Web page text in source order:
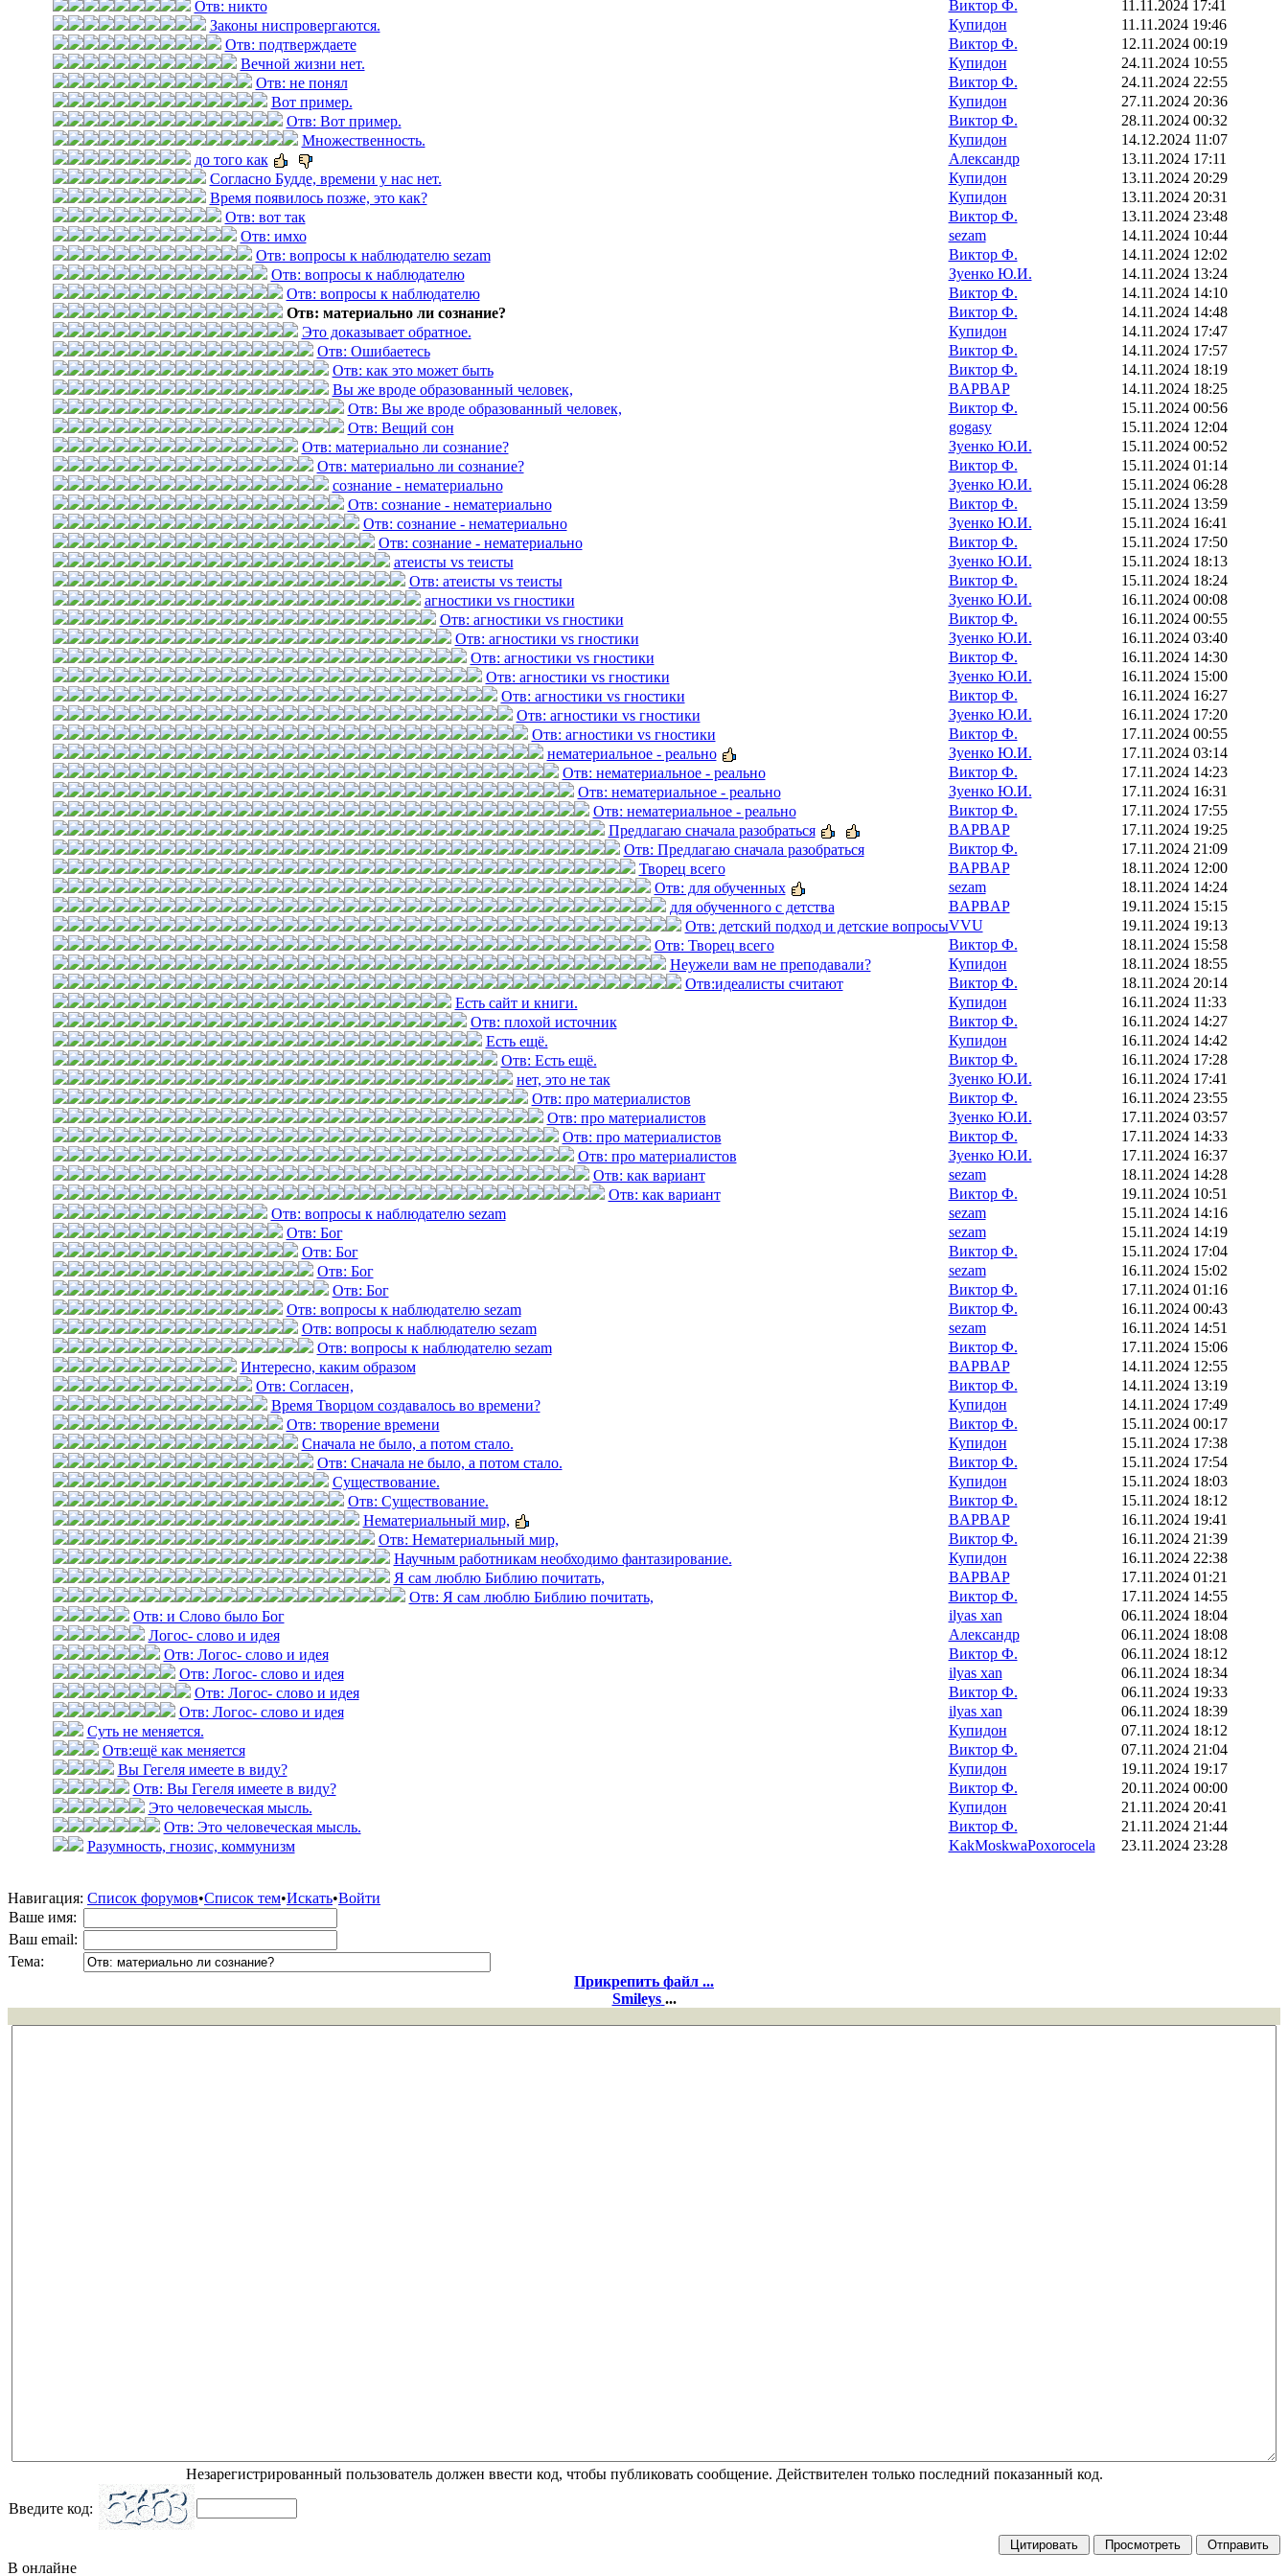
Отв: никто
Виктор Ф.
11.11.2024 17:41
Законы ниспровергаются.
Купидон
11.11.2024 19:46
Отв: подтверждаете
Виктор Ф.
12.11.2024 00:19
Вечной жизни нет.
Купидон
24.11.2024 10:55
Отв: не понял
Виктор Ф.
24.11.2024 22:55
Вот пример.
Купидон
27.11.2024 20:36
Отв: Вот пример.
Виктор Ф.
28.11.2024 00:32
Множественность.
Купидон
14.12.2024 11:07
до того как
Александр
13.11.2024 17:11
Согласно Будде, времени у нас нет.
Купидон
13.11.2024 20:29
Время появилось позже, это как?
Купидон
13.11.2024 20:31
Отв: вот так
Виктор Ф.
13.11.2024 23:48
Отв: имхо
sezam
14.11.2024 10:44
Отв: вопросы к наблюдателю sezam
Виктор Ф.
14.11.2024 12:02
Отв: вопросы к наблюдателю
Зуенко Ю.И.
14.11.2024 13:24
Отв: вопросы к наблюдателю
Виктор Ф.
14.11.2024 14:10
Отв: материально ли сознание?
Виктор Ф.
14.11.2024 14:48
Это доказывает обратное.
Купидон
14.11.2024 17:47
Отв: Ошибаетесь
Виктор Ф.
14.11.2024 17:57
Отв: как это может быть
Виктор Ф.
14.11.2024 18:19
Вы же вроде образованный человек,
BAPBAP
14.11.2024 18:25
Отв: Вы же вроде образованный человек,
Виктор Ф.
15.11.2024 00:56
Отв: Вещий сон
gogasy
15.11.2024 12:04
Отв: материально ли сознание?
Зуенко Ю.И.
15.11.2024 00:52
Отв: материально ли сознание?
Виктор Ф.
15.11.2024 01:14
сознание - нематериально
Зуенко Ю.И.
15.11.2024 06:28
Отв: сознание - нематериально
Виктор Ф.
15.11.2024 13:59
Отв: сознание - нематериально
Зуенко Ю.И.
15.11.2024 16:41
Отв: сознание - нематериально
Виктор Ф.
15.11.2024 17:50
атеисты vs теисты
Зуенко Ю.И.
15.11.2024 18:13
Отв: атеисты vs теисты
Виктор Ф.
15.11.2024 18:24
агностики vs гностики
Зуенко Ю.И.
16.11.2024 00:08
Отв: агностики vs гностики
Виктор Ф.
16.11.2024 00:55
Отв: агностики vs гностики
Зуенко Ю.И.
16.11.2024 03:40
Отв: агностики vs гностики
Виктор Ф.
16.11.2024 14:30
Отв: агностики vs гностики
Зуенко Ю.И.
16.11.2024 15:00
Отв: агностики vs гностики
Виктор Ф.
16.11.2024 16:27
Отв: агностики vs гностики
Зуенко Ю.И.
16.11.2024 17:20
Отв: агностики vs гностики
Виктор Ф.
17.11.2024 00:55
нематериальное - реально
Зуенко Ю.И.
17.11.2024 03:14
Отв: нематериальное - реально
Виктор Ф.
17.11.2024 14:23
Отв: нематериальное - реально
Зуенко Ю.И.
17.11.2024 16:31
Отв: нематериальное - реально
Виктор Ф.
17.11.2024 17:55
Предлагаю сначала разобраться
BAPBAP
17.11.2024 19:25
Отв: Предлагаю сначала разобраться
Виктор Ф.
17.11.2024 21:09
Творец всего
BAPBAP
18.11.2024 12:00
Отв: для обученных
sezam
18.11.2024 14:24
для обученного с детства
BAPBAP
19.11.2024 15:15
Отв: детский подход и детские вопросыVVU
19.11.2024 19:13
Отв: Творец всего
Виктор Ф.
18.11.2024 15:58
Неужели вам не преподавали?
Купидон
18.11.2024 18:55
Отв:идеалисты считают
Виктор Ф.
18.11.2024 20:14
Есть сайт и книги.
Купидон
16.11.2024 11:33
Отв: плохой источник
Виктор Ф.
16.11.2024 14:27
Есть ещё.
Купидон
16.11.2024 14:42
Отв: Есть ещё.
Виктор Ф.
16.11.2024 17:28
нет, это не так
Зуенко Ю.И.
16.11.2024 17:41
Отв: про материалистов
Виктор Ф.
16.11.2024 23:55
Отв: про материалистов
Зуенко Ю.И.
17.11.2024 03:57
Отв: про материалистов
Виктор Ф.
17.11.2024 14:33
Отв: про материалистов
Зуенко Ю.И.
17.11.2024 16:37
Отв: как вариант
sezam
18.11.2024 14:28
Отв: как вариант
Виктор Ф.
19.11.2024 10:51
Отв: вопросы к наблюдателю sezam
sezam
15.11.2024 14:16
Отв: Бог
sezam
15.11.2024 14:19
Отв: Бог
Виктор Ф.
15.11.2024 17:04
Отв: Бог
sezam
16.11.2024 15:02
Отв: Бог
Виктор Ф.
17.11.2024 01:16
Отв: вопросы к наблюдателю sezam
Виктор Ф.
16.11.2024 00:43
Отв: вопросы к наблюдателю sezam
sezam
16.11.2024 14:51
Отв: вопросы к наблюдателю sezam
Виктор Ф.
17.11.2024 15:06
Интересно, каким образом
BAPBAP
14.11.2024 12:55
Отв: Согласен,
Виктор Ф.
14.11.2024 13:19
Время Творцом создавалось во времени?
Купидон
14.11.2024 17:49
Отв: творение времени
Виктор Ф.
15.11.2024 00:17
Сначала не было, а потом стало.
Купидон
15.11.2024 17:38
Отв: Сначала не было, а потом стало.
Виктор Ф.
15.11.2024 17:54
Существование.
Купидон
15.11.2024 18:03
Отв: Существование.
Виктор Ф.
15.11.2024 18:12
Нематериальный мир,
BAPBAP
16.11.2024 19:41
Отв: Нематериальный мир,
Виктор Ф.
16.11.2024 21:39
Научным работникам необходимо фантазирование.
Купидон
16.11.2024 22:38
Я сам люблю Библию почитать,
BAPBAP
17.11.2024 01:21
Отв: Я сам люблю Библию почитать,
Виктор Ф.
17.11.2024 14:55
Отв: и Слово было Бог
ilyas xan
06.11.2024 18:04
Логос- слово и идея
Александр
06.11.2024 18:08
Отв: Логос- слово и идея
Виктор Ф.
06.11.2024 18:12
Отв: Логос- слово и идея
ilyas xan
06.11.2024 18:34
Отв: Логос- слово и идея
Виктор Ф.
06.11.2024 19:33
Отв: Логос- слово и идея
ilyas xan
06.11.2024 18:39
Суть не меняется.
Купидон
07.11.2024 18:12
Отв:ещё как меняется
Виктор Ф.
07.11.2024 21:04
Вы Гегеля имеете в виду?
Купидон
19.11.2024 19:17
Отв: Вы Гегеля имеете в виду?
Виктор Ф.
20.11.2024 00:00
Это человеческая мысль.
Купидон
21.11.2024 20:41
Отв: Это человеческая мысль.
Виктор Ф.
21.11.2024 21:44
Разумность, гнозис, коммунизм
KakMoskwaPoxorocela 23.11.2024 23:28
Навигация: Список форумов•Список тем•Искать•Войти
Ваше имя:
Ваш email:
Тема:
Прикрепить файл ...
Smileys ...
Незарегистрированный пользователь должен ввести код, чтобы публиковать сообщение. Действителен только последний показанный код.
Введите код:
В онлайне